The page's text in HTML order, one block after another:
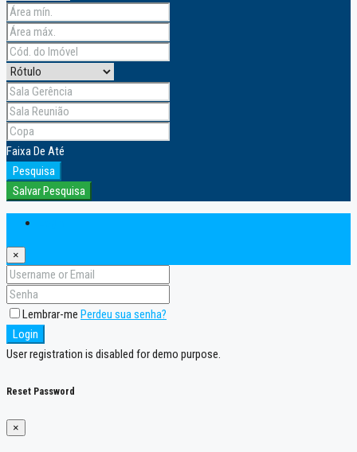
Faixa De Até
Pesquisa
Salvar Pesquisa
×
Lembrar-me Perdeu sua senha?
Login
User registration is disabled for demo purpose.
Reset Password
×